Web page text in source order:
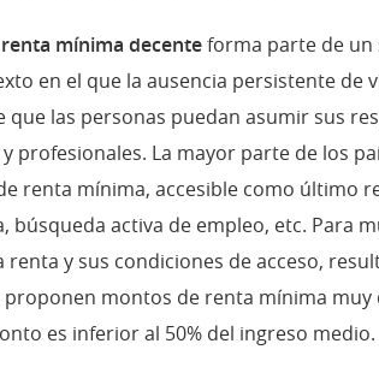
renta mínima decenteforma parte de un
en el que la ausencia persistente de
que las personas puedan asumir sus
profesionales. La mayor parte de los
renta mínima, accesible como último
búsqueda activa de empleo, etc. Para
renta y sus condiciones de acceso,
proponen montos de renta mínima muy
es inferior al 50% del ingreso medio.